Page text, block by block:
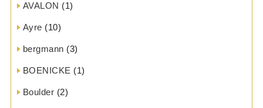
AVALON (1)
Ayre (10)
bergmann (3)
BOENICKE (1)
Boulder (2)